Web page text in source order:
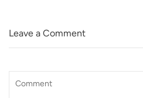
Leave a Comment